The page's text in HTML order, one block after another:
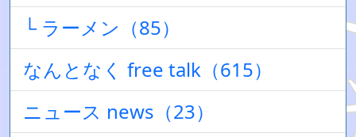
└ ラーメン（85）
なんとなく free talk（615）
ニュース news（23）